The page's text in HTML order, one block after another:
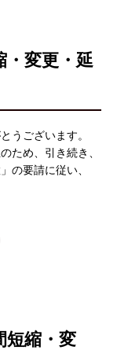
変更・延
うございます。
ため、引き続き、
の要請に従い、
縮・変